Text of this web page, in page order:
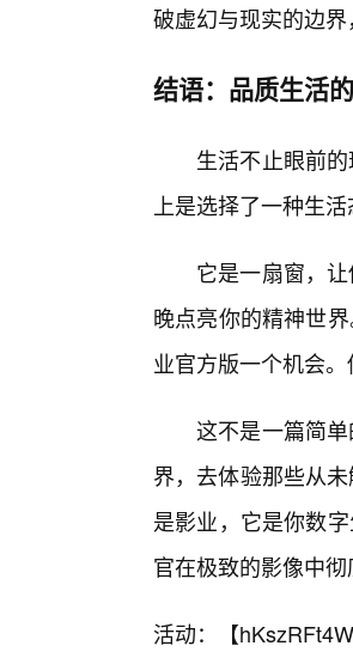
破虚幻与现实的边
结语：品质生活
生活不止眼前
上是选择了一种生
它是一扇窗，
晚点亮你的精神世
业官方版一个机会
这不是一篇简
界，去体验那些从
是影业，它是你数
官在极致的影像中彻
活动：【